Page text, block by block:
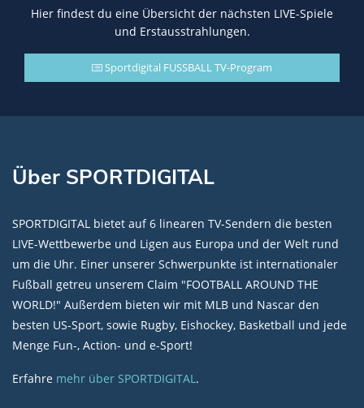
Hier findest du eine Übersicht der nächsten LIVE-Spiele
und Erstausstrahlungen.
Sportdigital FUSSBALL TV-Program
Über SPORTDIGITAL
SPORTDIGITAL bietet auf 6 linearen TV-Sendern die besten
LIVE-Wettbewerbe und Ligen aus Europa und der Welt rund
um die Uhr. Einer unserer Schwerpunkte ist internationaler
Fußball getreu unserem Claim "FOOTBALL AROUND THE
WORLD!" Außerdem bieten wir mit MLB und Nascar den
besten US-Sport, sowie Rugby, Eishockey, Basketball und jede
Menge Fun-, Action- und e-Sport!
Erfahre mehr über SPORTDIGITAL.